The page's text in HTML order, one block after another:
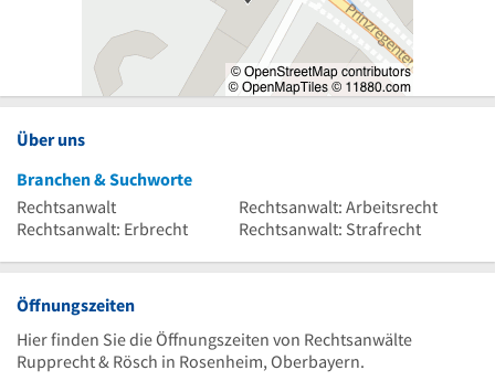
Über uns
Branchen & Suchworte
Rechtsanwalt
Rechtsanwalt: Arbeitsrecht
Rechtsanwalt: Erbrecht
Rechtsanwalt: Strafrecht
Öffnungszeiten
Hier finden Sie die Öffnungszeiten von Rechtsanwälte
Rupprecht & Rösch in Rosenheim, Oberbayern.